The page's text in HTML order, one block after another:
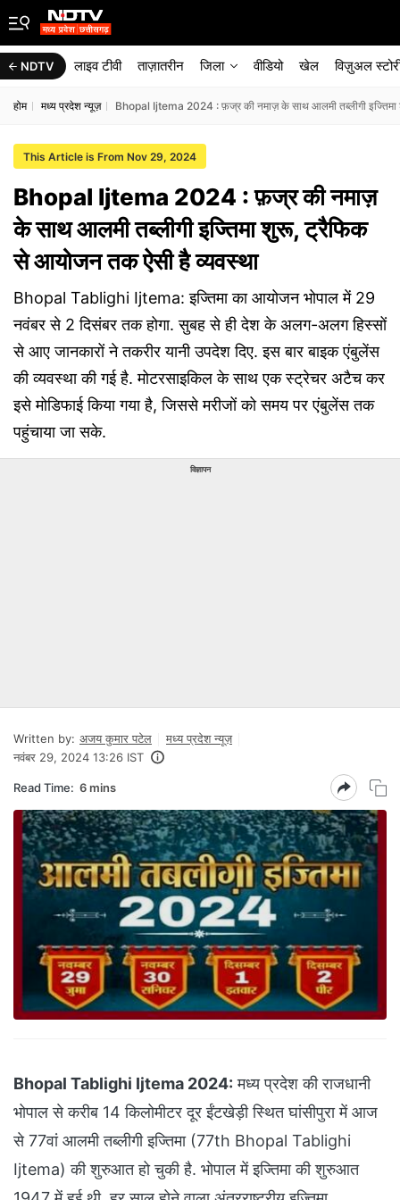
NDTV लाइव टीवी ताज़ातरीन जिला वीडियो खेल विज़ुअल
होम मध्य प्रदेश न्यूज़ Bhopal Ijtema 2024 : फ़ज्र की नमाज़ के साथ आलमी तब्लीगी
This Article is From Nov 29, 2024
Bhopal Ijtema 2024 : फ़ज्र की नमाज़
के साथ आलमी तब्लीगी इज्तिमा शुरू, ट्रैफिक
से आयोजन तक ऐसी है व्यवस्था
Bhopal Tablighi Ijtema: इज्तिमा का आयोजन भोपाल में 29
नवंबर से 2 दिसंबर तक होगा. सुबह से ही देश के अलग-अलग हिस्सों
से आए जानकारों ने तकरीर यानी उपदेश दिए. इस बार बाइक एंबुलेंस
की व्यवस्था की गई है. मोटरसाइकिल के साथ एक स्ट्रेचर अटैच कर
इसे मोडिफाई किया गया है, जिससे मरीजों को समय पर एंबुलेंस तक
पहुंचाया जा सके.
विज्ञापन
Written by: अजय कुमार पटेल
मध्य प्रदेश न्यूज़
नवंबर 29, 2024 13:26 IST
Read Time: 6 mins
Bhopal Tablighi Ijtema 2024: मध्य प्रदेश की राजधानी
भोपाल से करीब 14 किलोमीटर दूर ईंटखेड़ी स्थित घांसीपुरा में आज
से 77वां आलमी तब्लीगी इज्तिमा (77th Bhopal Tablighi
Ijtema) की शुरुआत हो चुकी है. भोपाल में इज्तिमा की शुरुआत